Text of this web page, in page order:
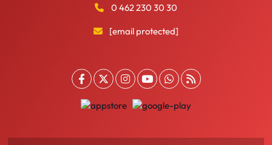
0 462 230 30 30
[email protected]